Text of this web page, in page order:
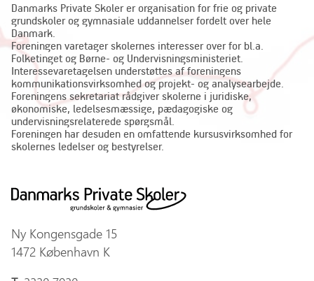
Danmarks Private Skoler er organisation for frie og private
grundskoler og gymnasiale uddannelser fordelt over hele
Danmark.
Foreningen varetager skolernes interesser over for bl.a.
Folketinget og Børne- og Undervisningsministeriet.
Interessevaretagelsen understøttes af foreningens
kommunikationsvirksomhed og projekt- og analysearbejde.
Foreningens sekretariat rådgiver skolerne i juridiske,
økonomiske, ledelsesmæssige, pædagogiske og
undervisningsrelaterede spørgsmål.
Foreningen har desuden en omfattende kursusvirksomhed for
skolernes ledelser og bestyrelser.
Ny Kongensgade 15
1472 København K